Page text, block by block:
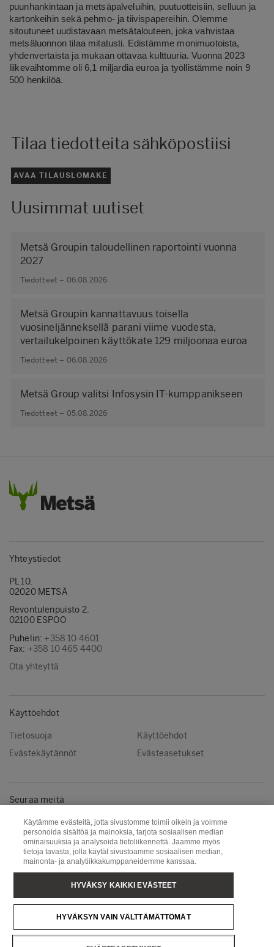
puunhankintaan ja metsäpalveluihin, puutuotteisiin, selluun ja
kartonkeihin sekä pehmo- ja tiivispapereihin. Olemme
sitoutuneet uudistavaan metsätalouteen, joka vahvistaa
metsäluonnon tilaa mitatusti. Edistämme monimuotoista,
yhdenvertaista ja mukaan ottavaa kulttuuria. Vuonna 2023
liikevaihtomme oli 6,1 miljardia euroa ja työllistämme noin 9
500 henkilöä.
Tilaa tiedotteita sähköpostiisi
AVAA TILAUSLOMAKE
Uusimmat uutiset
Metsä Groupin taloudellinen raportointi vuonna
2027
Tiedotteet – 06.08.2026
Metsä Groupin kannattavuus toisella
vuosineljänneksellä parani viime vuodesta,
vertailukelpoinen käyttökate 129 miljoonaa euroa
Tiedotteet – 06.08.2026
Metsä Group valitsi Infosysin IT-kumppanikseen
Tiedotteet – 05.08.2026
Yhteystiedot
PL 10,
02020 METSÄ
Revontulenpuisto 2,
02100 ESPOO
Puhelin: +358 10 4601
Fax: +358 10 465 4400
Ota yhteyttä
Käyttöehdot
Tietosuoja
Käyttöehdot
Evästekäytännöt
Evästeasetukset
Seuraa meitä
Facebook
Instagram
Linkedin
Youtube
Metsä Fibre
Metsä Forest
Metsä Board
Metsä Tissue
Metsä Spring
Käytämme evästeitä, jotta sivustomme toimii oikein ja voimme
personoida sisältöä ja mainoksia, tarjota sosiaalisen median
ominaisuuksia ja analysoida tietoliikennettä. Jaamme myös
tietoja tavasta, jolla käytät sivustoamme sosiaalisen median,
mainonta- ja analytiikkakumppaneidemme kanssaa.
HYVÄKSYN VAIN VÄLTTÄMÄTTÖMÄT
HYVÄKSY KAIKKI EVÄSTEET